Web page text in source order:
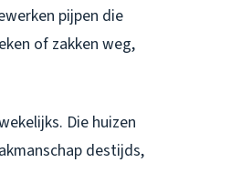
pijpen die
of zakken weg,
Die huizen
destijds,